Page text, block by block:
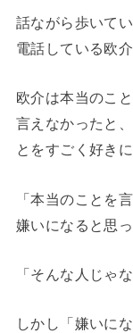
話ながら歩いて
電話している欧
欧介は本当のこ
言えなかったと
とをすごく好き
「本当のことを
嫌いになると思
「そんな人じゃ
しかし「嫌いに